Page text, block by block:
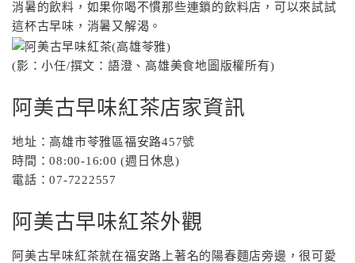
消暑的飲料，如果你喝不慣那些連鎖的飲料店，可以來試試
這杯古早味，消暑又解渴。
(影：小任/撰文：語澄、高雄美食地圖版權所有)
阿美古早味紅茶店家資訊
地址：高雄市苓雅區福安路457號
時間：08:00-16:00 (週日休息)
電話：07-7222557
阿美古早味紅茶外觀
阿美古早味紅茶就在福安路上著名的陽春麵店旁邊，很可愛